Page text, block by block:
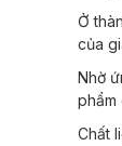
Ở
của
Nhờ
phẩm
Chất